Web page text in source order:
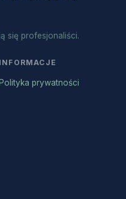
się profesjonaliści.
INFORMACJE
Polityka prywatności